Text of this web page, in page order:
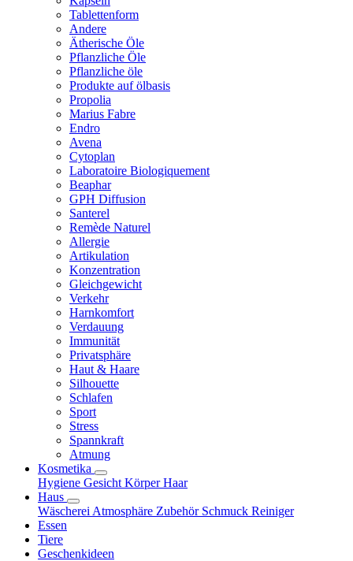
Tablettenform
Andere
Ätherische Öle
Pflanzliche Öle
Pflanzliche öle
Produkte auf ölbasis
Propolia
Marius Fabre
Endro
Avena
Cytoplan
Laboratoire Biologiquement
Beaphar
GPH Diffusion
Santerel
Remède Naturel
Allergie
Artikulation
Konzentration
Gleichgewicht
Verkehr
Harnkomfort
Verdauung
Immunität
Privatsphäre
Haut & Haare
Silhouette
Schlafen
Sport
Stress
Spannkraft
Atmung
Kosmetika
Hygiene Gesicht KörperHaar
Haus
Wäscherei Atmosphäre Zubehör Schmuck Reiniger
Essen
Tiere
Geschenkideen